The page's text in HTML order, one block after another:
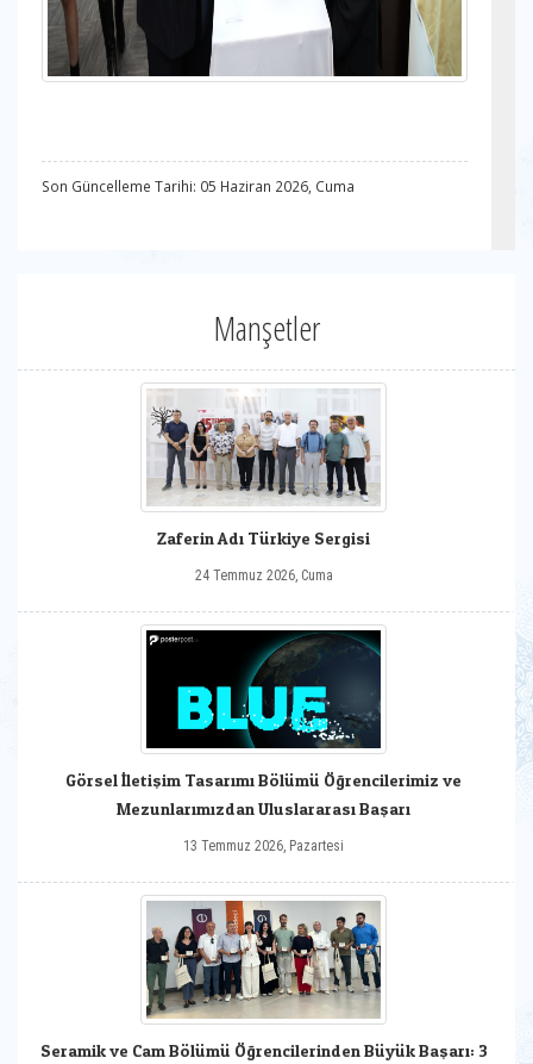
Son Güncelleme Tarihi: 05 Haziran 2026, Cuma
Manşetler
Zaferin Adı Türkiye Sergisi
24 Temmuz 2026, Cuma
Görsel İletişim Tasarımı Bölümü Öğrencilerimiz ve
Mezunlarımızdan Uluslararası Başarı
13 Temmuz 2026, Pazartesi
Seramik ve Cam Bölümü Öğrencilerinden Büyük Başarı: 3